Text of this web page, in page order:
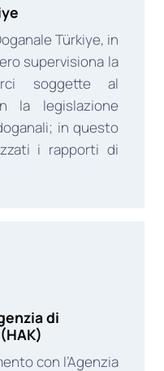
Türkiye, in
supervisiona la
soggette al
la legislazione
in questo
i rapporti di
di
con l’Agenzia